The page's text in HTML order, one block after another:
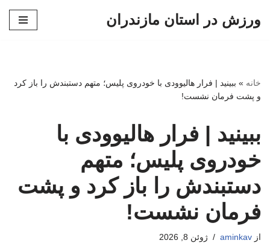
ورزش در استان مازندران
خانه » ببینید | فرار هالیوودی با خودروی پلیس؛ متهم دستبندش را باز کرد
و پشت فرمان نشست!
ببینید | فرار هالیوودی با
خودروی پلیس؛ متهم
دستبندش را باز کرد و پشت
فرمان نشست!
از aminkav ژوئن 8, 2026